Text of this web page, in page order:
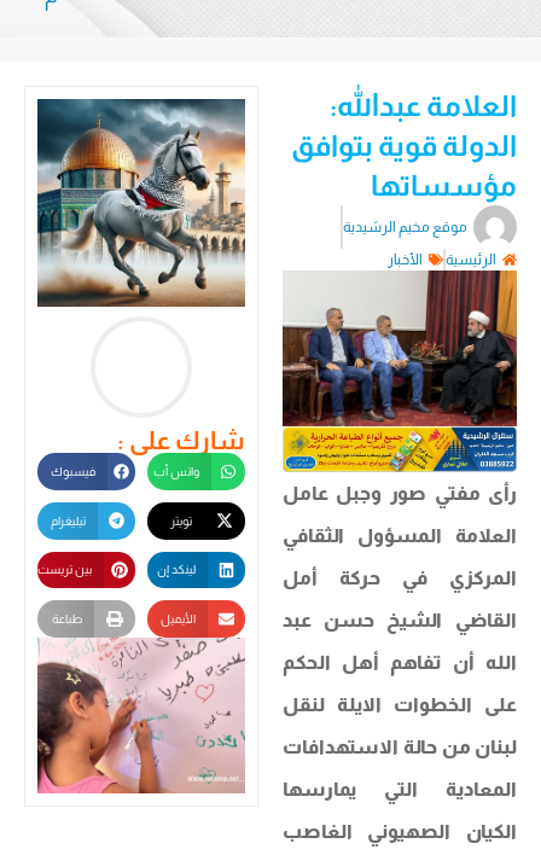
العلامة عبدالله:
الدولة قوية بتوافق
مؤسساتها
موقع مخيم الرشيدية
الرئيسية
الأخبار
رأى مفتي صور وجبل عامل
العلامة المسؤول الثقافي
المركزي في حركة أمل
القاضي الشيخ حسن عبد
الله أن تفاهم أهل الحكم
على الخطوات الايلة لنقل
لبنان من حالة الاستهدافات
المعادية التي يمارسها
الكيان الصهيوني الغاصب
شارك على :
واتس أب فيسبوك
تيليغرام
لينكد إن بين تريست
الأيميل طباعة